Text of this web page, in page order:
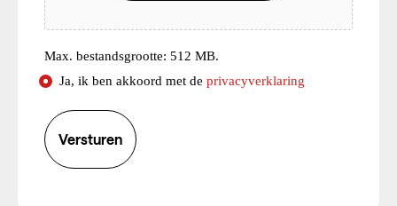
Max. bestandsgrootte: 512 MB.
Consent
Ja, ik ben akkoord met de privacyverklaring